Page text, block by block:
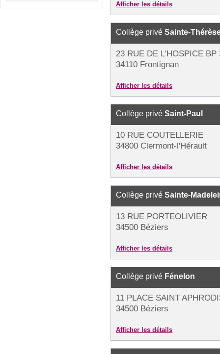
Afficher les détails
Collège privé Sainte-
23 RUE DE L'HOSPICE BP
34110 Frontignan
Afficher les détails
Collège privé Saint-Paul
10 RUE COUTELLERIE
34800 Clermont-l'Hérault
Afficher les détails
Collège privé Sainte-
13 RUE PORTEOLIVIER
34500 Béziers
Afficher les détails
Collège privé Fénelon
11 PLACE SAINT
34500 Béziers
Afficher les détails